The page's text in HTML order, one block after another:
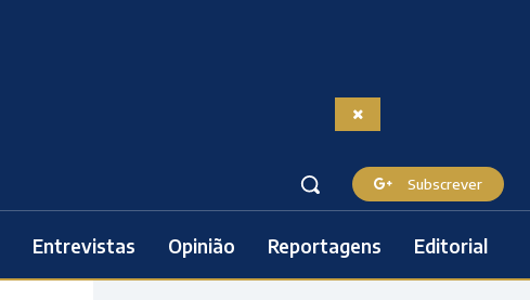
Subscrever
Entrevistas Opinião Reportagens Editorial